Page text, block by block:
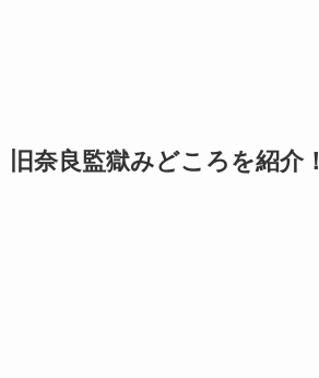
旧奈良監獄みどころを紹介！